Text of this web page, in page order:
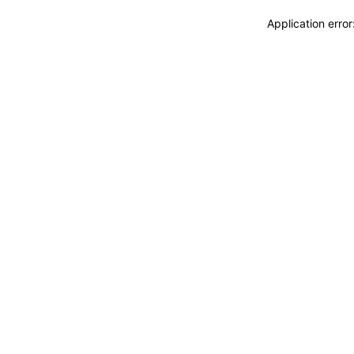
Application